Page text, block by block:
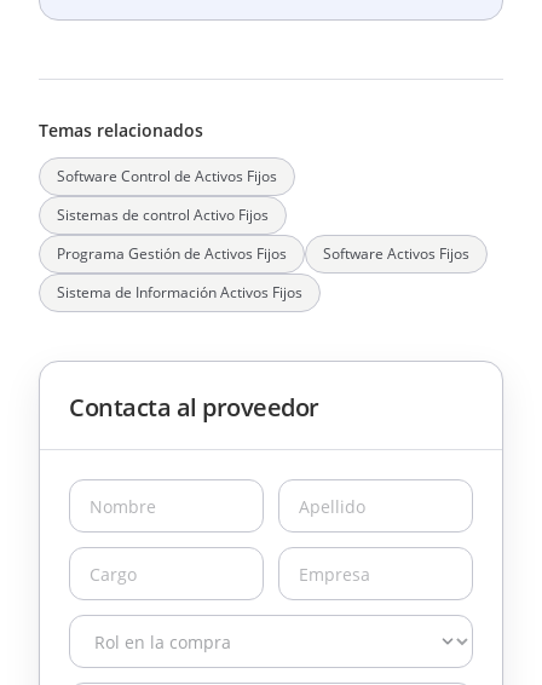
Temas relacionados
Software Control de Activos Fijos
Sistemas de control Activo Fijos
Programa Gestión de Activos Fijos
Software Activos Fijos
Sistema de Información Activos Fijos
Contacta al proveedor